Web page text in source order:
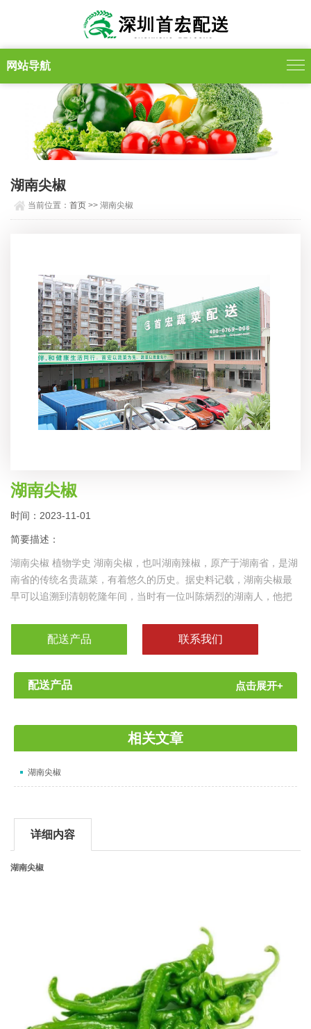
网站导航
湖南尖椒
当前位置：首页 >> 湖南尖椒
湖南尖椒
时间：2023-11-01
简要描述：
湖南尖椒 植物学史 湖南尖椒，也叫湖南辣椒，原产于湖南省，是湖
南省的传统名贵蔬菜，有着悠久的历史。据史料记载，湖南尖椒最
早可以追溯到清朝乾隆年间，当时有一位叫陈炳烈的湖南人，他把
配送产品 联系我们
配送产品 点击展开+
相关文章
湖南尖椒
详细内容
湖南尖椒